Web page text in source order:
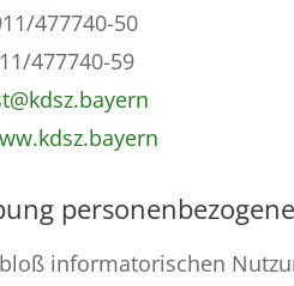
477740-50
477740-59
informatorischen